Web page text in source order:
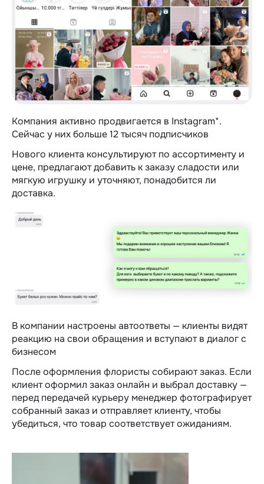
Компания активно продвигается в Instagram*.
Сейчас у них больше 12 тысяч подписчиков
Нового клиента консультируют по ассортименту и
цене, предлагают добавить к заказу сладости или
мягкую игрушку и уточняют, понадобится ли
доставка.
В компании настроены автоответы — клиенты видят
реакцию на свои обращения и вступают в диалог с
бизнесом
После оформления флористы собирают заказ. Если
клиент оформил заказ онлайн и выбрал доставку —
перед передачей курьеру менеджер фотографирует
собранный заказ и отправляет клиенту, чтобы
убедиться, что товар соответствует ожиданиям.